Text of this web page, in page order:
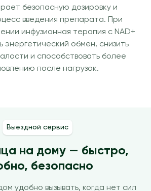
безопасную дозировку и
введения препарата. При
инфузионная терапия с NAD+
обмен, снизить
и способствовать более
после нагрузок.
Выездной сервис
на дому — быстро,
безопасно
удобно вызывать, когда нет сил